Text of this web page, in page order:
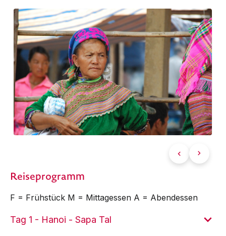
Reiseprogramm
F = Frühstück M = Mittagessen A = Abendessen
Tag 1 - Hanoi - Sapa Tal